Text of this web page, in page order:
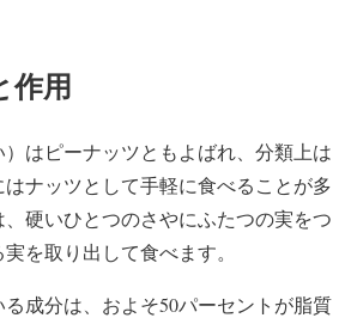
作用
はピーナッツともよばれ、分類上は
ナッツとして手軽に食べることが多
硬いひとつのさやにふたつの実をつ
を取り出して食べます。
成分は、およそ50パーセントが脂質